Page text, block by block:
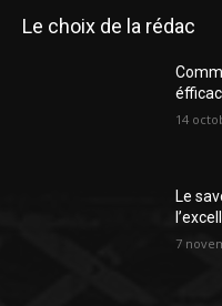
Le choix de la rédac
14
Le
7